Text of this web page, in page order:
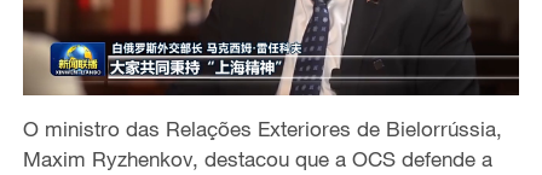
O ministro das Relações Exteriores de Bielorrússia,
Maxim Ryzhenkov, destacou que a OCS defende a